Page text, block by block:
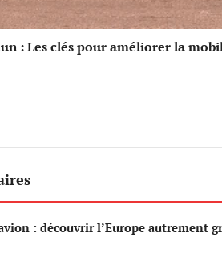
: Les clés pour améliorer la
: découvrir l’Europe autrement